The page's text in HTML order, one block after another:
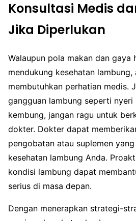
Konsultasi Medis
Jika Diperlukan
Walaupun pola makan dan gaya
mendukung kesehatan lambung,
membutuhkan perhatian medis.
gangguan lambung seperti nyeri
kembung, jangan ragu untuk
dokter. Dokter dapat
pengobatan atau suplemen
kesehatan lambung Anda.
kondisi lambung dapat
serius di masa depan.
Dengan menerapkan strategi-